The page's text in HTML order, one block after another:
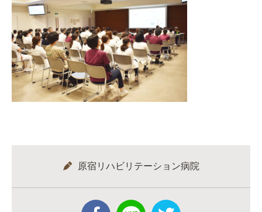
原宿リハビリテーション病院